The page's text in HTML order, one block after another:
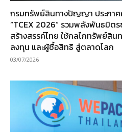
กรมทรัพย์สินทางปัญญา ประกาศ
“TCEX 2026” รวมพลังพันธมิต
สร้างสรรค์ไทย ใช้กลไกทรัพย์สิ
ลงทุน และผู้ซื้อสิทธิ สู่ตลาดโลก
03/07/2026